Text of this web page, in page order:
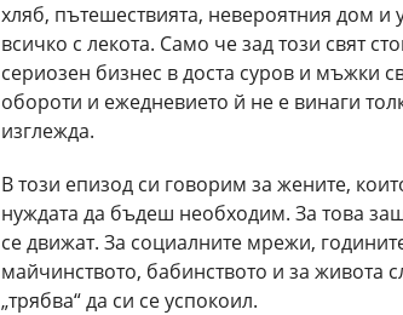
хляб, пътешествията, невероятния дом
всичко с лекота. Само че зад този свят
сериозен бизнес в доста суров и мъжки
обороти и ежедневието й не е винаги
изглежда.
В този епизод си говорим за жените,
нуждата да бъдеш необходим. За това
се движат. За социалните мрежи,
майчинството, бабинството и за живота
„трябва“ да си се успокоил.